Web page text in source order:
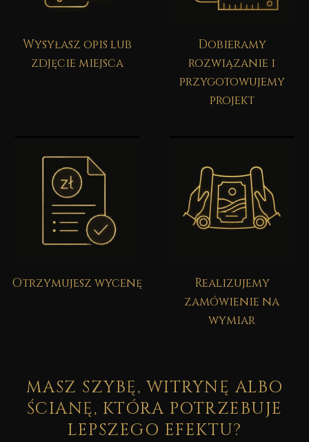
Wysyłasz opis lub
zdjęcie miejsca
Dobieramy
rozwiązanie i
przygotowujemy
projekt
Otrzymujesz wycenę
Realizujemy
zamówienie na
wymiar
MASZ SZYBĘ, WITRYNĘ ALBO
ŚCIANĘ, KTÓRA POTRZEBUJE
LEPSZEGO EFEKTU?